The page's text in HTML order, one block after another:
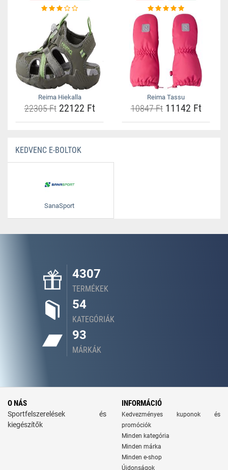
Reima Hiekalla
22305 Ft22122 Ft
Reima Tassu
10847 Ft11142 Ft
KEDVENC E-BOLTOK
SanaSport
4307
TERMÉKEK
54
KATEGÓRIÁK
93
MÁRKÁK
O NÁS
Sportfelszerelések és
kiegészítők
INFORMÁCIÓ
Kedvezményes kuponok és
promóciók
Minden kategória
Minden márka
Minden e-shop
Újdonságok